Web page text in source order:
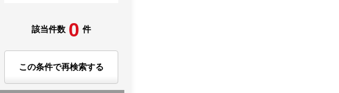
該当件数 0 件
この条件で再検索する